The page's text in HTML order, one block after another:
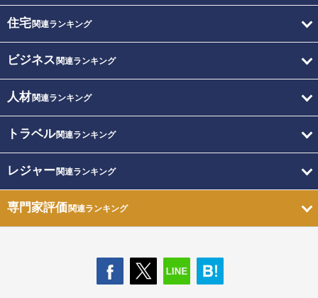
住宅関連ランキング
ビジネス 関連ランキング
人材関連ランキング
トラベル関連ランキング
レジャー関連ランキング
専門家評価関連ランキング